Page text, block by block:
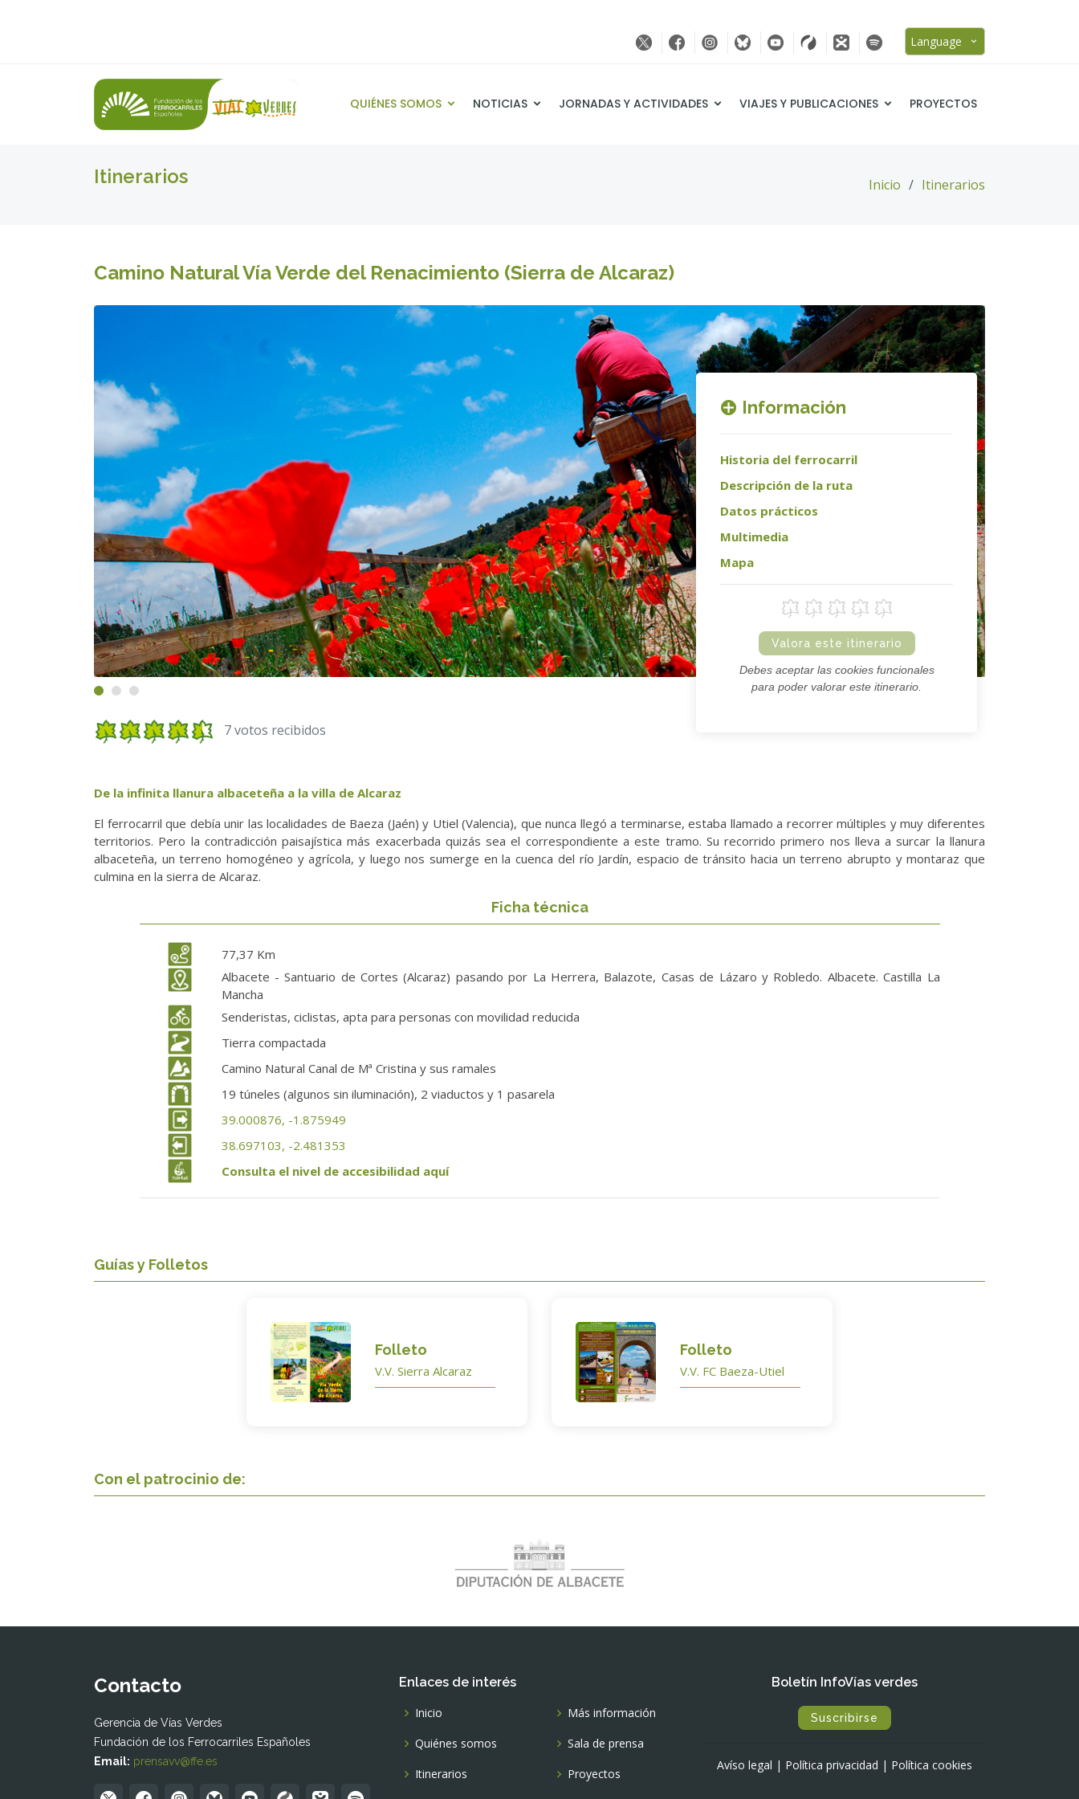
Language
QUIÉNES SOMOS NOTICIAS JORNADAS Y ACTIVIDADES VIAJES Y PUBLICACIONES PROYECTOS
Itinerarios Inicio Itinerarios
Camino Natural Vía Verde del Renacimiento (Sierra de Alcaraz)
Información
Historia del ferrocarril
Descripción de la ruta
Datos prácticos
Multimedia
Mapa
Valora este itinerario
Debes aceptar las cookies funcionales
para poder valorar este itinerario.
7 votos recibidos
De la infinita llanura albaceteña a la villa de Alcaraz
El ferrocarril que debía unir las localidades de Baeza (Jaén) y Utiel (Valencia), que nunca llegó a terminarse, estaba llamado a recorrer múltiples y muy diferentes
territorios. Pero la contradicción paisajística más exacerbada quizás sea el correspondiente a este tramo. Su recorrido primero nos lleva a surcar la llanura
albaceteña, un terreno homogéneo y agrícola, y luego nos sumerge en la cuenca del río Jardín, espacio de tránsito hacia un terreno abrupto y montaraz que
culmina en la sierra de Alcaraz.
Ficha técnica
77,37 Km
Albacete - Santuario de Cortes (Alcaraz) pasando por La Herrera, Balazote, Casas de Lázaro y Robledo. Albacete. Castilla La
Mancha
Senderistas, ciclistas, apta para personas con movilidad reducida
Tierra compactada
Camino Natural Canal de Mª Cristina y sus ramales
19 túneles (algunos sin iluminación), 2 viaductos y 1 pasarela
39.000876, -1.875949
38.697103, -2.481353
Consulta el nivel de accesibilidad aquí
Guías y Folletos
Folleto
V.V. Sierra Alcaraz
Folleto
V.V. FC Baeza-Utiel
Con el patrocinio de:
Contacto
Gerencia de Vías Verdes
Fundación de los Ferrocarriles Españoles
Email: prensavv@ffe.es
Enlaces de interés
Inicio
Quiénes somos
Itinerarios
Más información
Sala de prensa
Proyectos
Boletín InfoVías verdes
Suscribirse
Avíso legal | Política privacidad | Política cookies